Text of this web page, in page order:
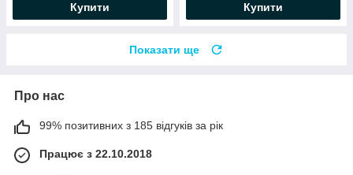
Купити Купити
Показати ще
Про нас
99% позитивних з 185 відгуків за рік
Працює з 22.10.2018